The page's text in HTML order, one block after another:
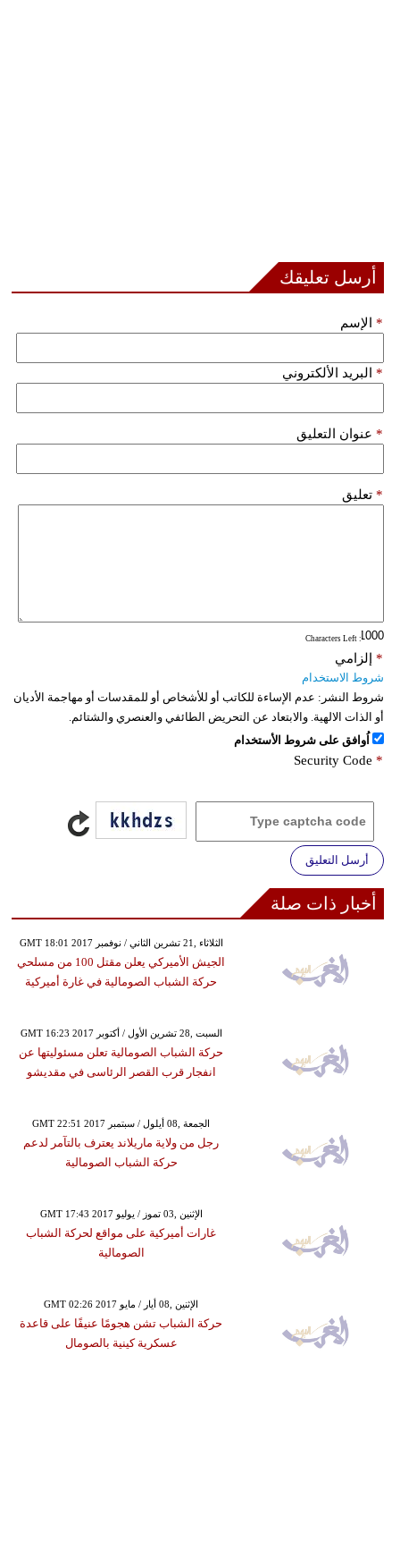
أرسل تعليقك
الإسم *
البريد الألكتروني *
عنوان التعليق *
تعليق *
: Characters Left
إلزامي *
شروط الاستخدام
شروط النشر: عدم الإساءة للكاتب أو للأشخاص أو للمقدسات أو مهاجمة الأديان
أو الذات الالهية. والابتعاد عن التحريض الطائفي والعنصري والشتائم.
اُوافق على شروط الأستخدام
Security Code *
أرسل التعليق
أخبار ذات صلة
GMT 18:01 2017 الثلاثاء ,21 تشرين الثاني / نوفمبر
الجيش الأميركي يعلن مقتل 100 من مسلحي
حركة الشباب الصومالية في غارة أميركية
GMT 16:23 2017 السبت ,28 تشرين الأول / أكتوبر
حركة الشباب الصومالية تعلن مسئوليتها عن
انفجار قرب القصر الرئاسى في مقديشو
GMT 22:51 2017 الجمعة ,08 أيلول / سبتمبر
رجل من ولاية ماريلاند يعترف بالتآمر لدعم
حركة الشباب الصومالية
GMT 17:43 2017 الإثنين ,03 تموز / يوليو
غارات أميركية على مواقع لحركة الشباب
الصومالية
GMT 02:26 2017 الإثنين ,08 أيار / مايو
حركة الشباب تشن هجومًا عنيفًا على قاعدة
عسكرية كينية بالصومال